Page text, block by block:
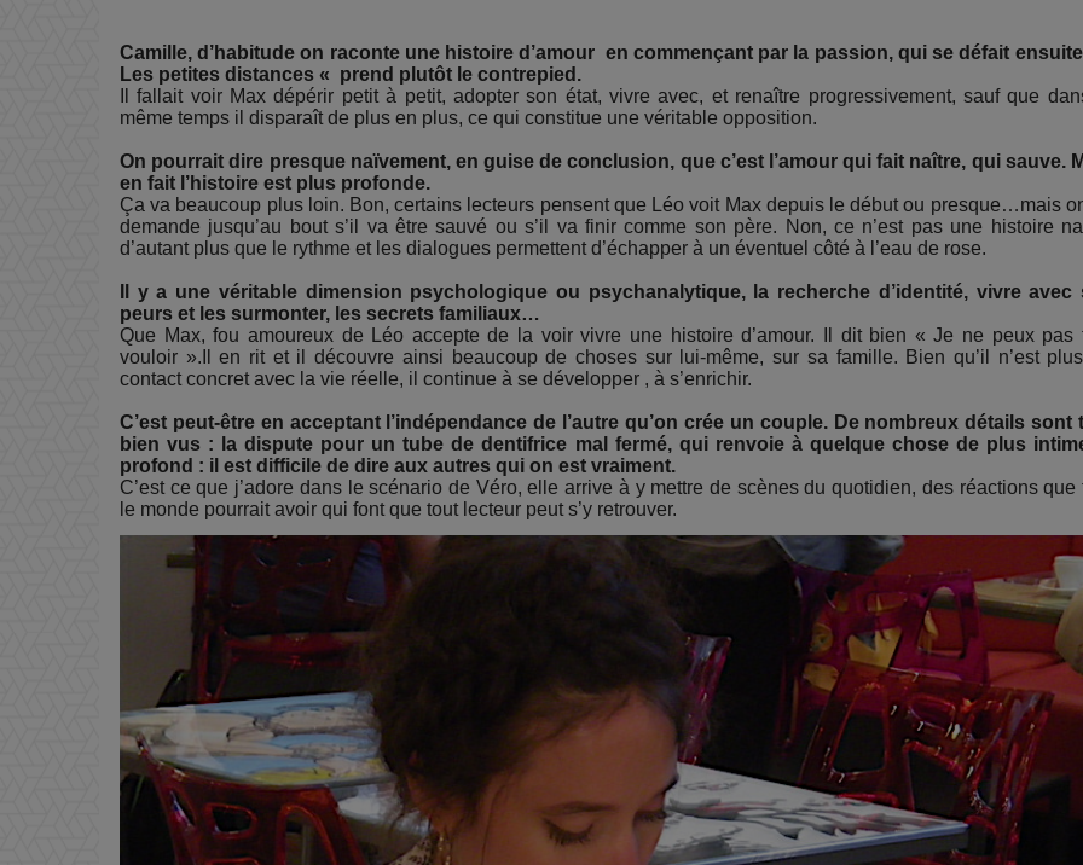
Camille, d’habitude on raconte une histoire d’amour en commençant par la passion, qui se défait
Les petites distances « prend plutôt le contrepied.
Il fallait voir Max dépérir petit à petit, adopter son état, vivre avec, et renaître progressivement, sauf que
même temps il disparaît de plus en plus, ce qui constitue une véritable opposition.
On pourrait dire presque naïvement, en guise de conclusion, que c’est l’amour qui fait naître, qui sauve.
en fait l’histoire est plus profonde.
Ça va beaucoup plus loin. Bon, certains lecteurs pensent que Léo voit Max depuis le début ou presque…mais
demande jusqu’au bout s’il va être sauvé ou s’il va finir comme son père. Non, ce n’est pas une histoire
d’autant plus que le rythme et les dialogues permettent d’échapper à un éventuel côté à l’eau de rose.
Il y a une véritable dimension psychologique ou psychanalytique, la recherche d’identité, vivre avec
peurs et les surmonter, les secrets familiaux…
Que Max, fou amoureux de Léo accepte de la voir vivre une histoire d’amour. Il dit bien « Je ne peux pas
vouloir ».Il en rit et il découvre ainsi beaucoup de choses sur lui-même, sur sa famille. Bien qu’il n’est
contact concret avec la vie réelle, il continue à se développer , à s’enrichir.
C’est peut-être en acceptant l’indépendance de l’autre qu’on crée un couple. De nombreux détails sont
bien vus : la dispute pour un tube de dentifrice mal fermé, qui renvoie à quelque chose de plus
profond : il est difficile de dire aux autres qui on est vraiment.
C’est ce que j’adore dans le scénario de Véro, elle arrive à y mettre de scènes du quotidien, des réactions que
le monde pourrait avoir qui font que tout lecteur peut s’y retrouver.